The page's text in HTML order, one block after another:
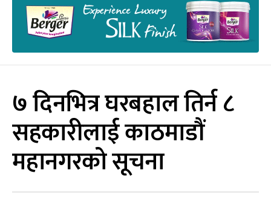
७ दिनभित्र घरबहाल तिर्न ८
सहकारीलाई काठमाडौं
महानगरको सूचना